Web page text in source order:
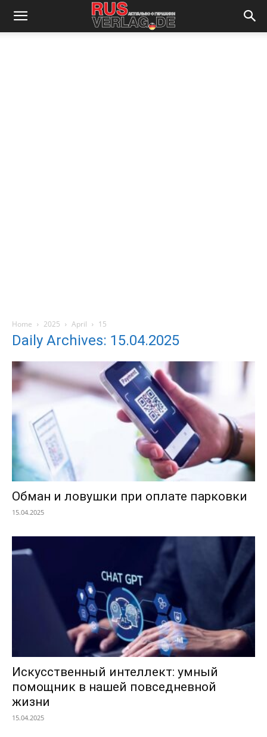
Home 2025 April 15
Daily Archives: 15.04.2025
Обман и ловушки при оплате парковки
15.04.2025
Искусственный интеллект: умный
помощник в нашей повседневной
жизни
15.04.2025